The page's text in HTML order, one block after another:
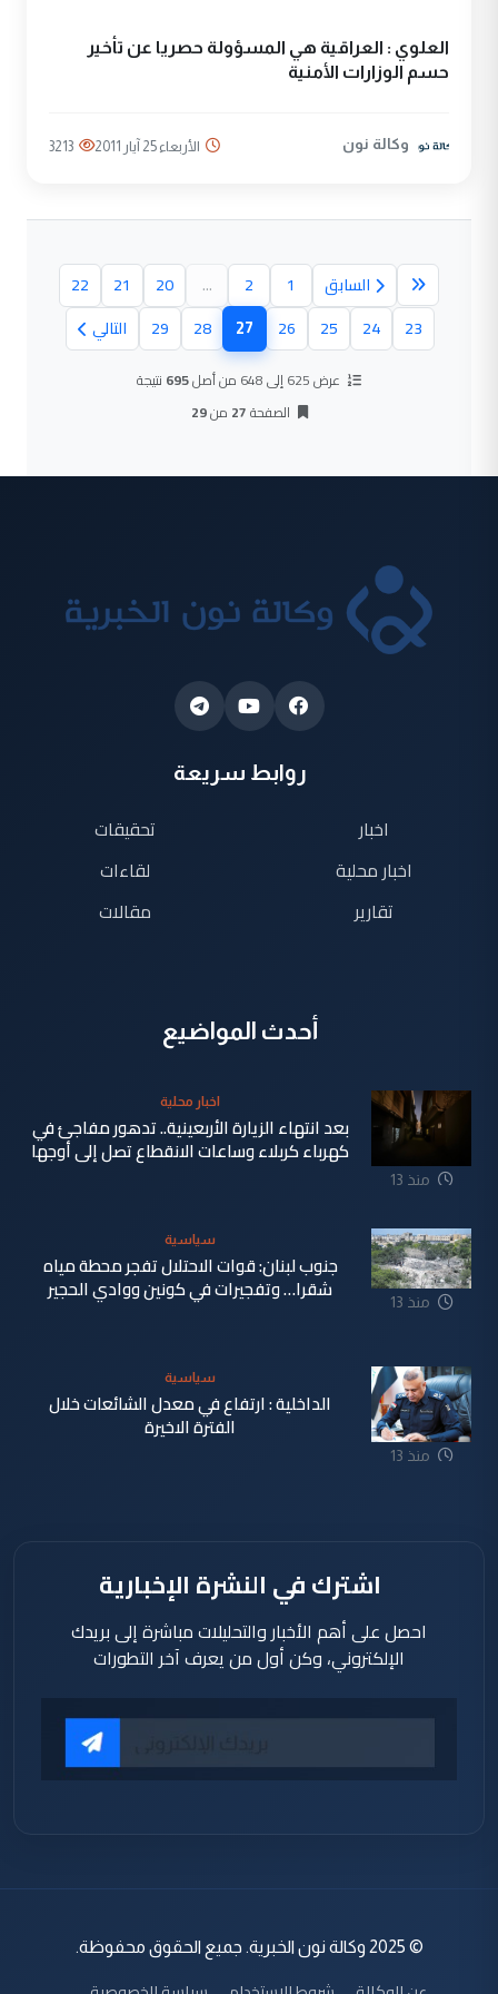
العلوي : العراقية هي المسؤولة حصريا عن تأخير
حسم الوزارات الأمنية
وكالة نون الأربعاء 25 آيار 2011 3213
السابق 1
2
...
20
21
22
23
24
25
26
27(الصفحة الحالية)
28
29 التالي
عرض 625 إلى 648 من أصل 695 نتيجة
الصفحة27 من29
روابط سريعة
اخبار
اخبار محلية
تقارير
تحقيقات
لقاءات
مقالات
أحدث المواضيع
منذ 13
اخبار محلية
بعد انتهاء الزيارة الأربعينية.. تدهور مفاجئ في
كهرباء كربلاء وساعات الانقطاع تصل إلى أوجها
منذ 13
سياسية
جنوب لبنان: قوات الاحتلال تفجر محطة مياه
شقرا… وتفجيرات في كونين ووادي الحجير
منذ 13
سياسية
الداخلية : ارتفاع في معدل الشائعات خلال
الفترة الاخيرة
اشترك في النشرة الإخبارية
احصل على أهم الأخبار والتحليلات مباشرة إلى بريدك
الإلكتروني، وكن أول من يعرف آخر التطورات
© 2025 وكالة نون الخبرية. جميع الحقوق محفوظة.